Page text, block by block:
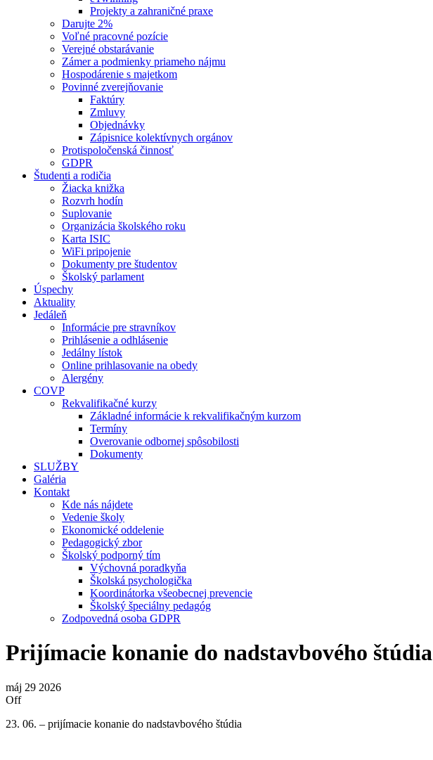
Projekty a zahraničné praxe
Darujte 2%
Voľné pracovné pozície
Verejné obstarávanie
Zámer a podmienky priameho nájmu
Hospodárenie s majetkom
Povinné zverejňovanie
Faktúry
Zmluvy
Objednávky
Zápisnice kolektívnych orgánov
Protispoločenská činnosť
GDPR
Študenti a rodičia
Žiacka knižka
Rozvrh hodín
Suplovanie
Organizácia školského roku
Karta ISIC
WiFi pripojenie
Dokumenty pre študentov
Školský parlament
Úspechy
Aktuality
Jedáleň
Informácie pre stravníkov
Prihlásenie a odhlásenie
Jedálny lístok
Online prihlasovanie na obedy
Alergény
COVP
Rekvalifikačné kurzy
Základné informácie k rekvalifikačným kurzom
Termíny
Overovanie odbornej spôsobilosti
Dokumenty
SLUŽBY
Galéria
Kontakt
Kde nás nájdete
Vedenie školy
Ekonomické oddelenie
Pedagogický zbor
Školský podporný tím
Výchovná poradkyňa
Školská psychologička
Koordinátorka všeobecnej prevencie
Školský špeciálny pedagóg
Zodpovedná osoba GDPR
Prijímacie konanie do nadstavbového štúdia
máj 29 2026
Off
23. 06. – prijímacie konanie do nadstavbového štúdia